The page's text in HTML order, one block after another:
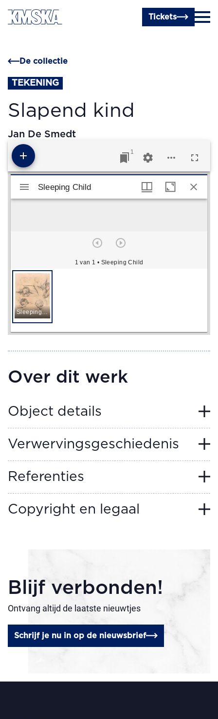
Ga naar hoofdinhoud
Tickets
De collectie
TEKENING
Slapend kind
Jan De Smedt
1
Mirador viewer
Sleeping Child
1 van 1 • Sleeping Child
Sleeping Child
Sleeping Child
Over dit werk
Object details
Verwervingsgeschiedenis
Referenties
Copyright en legaal
Blijf verbonden!
Ontvang altijd de laatste nieuwtjes
Schrijf je nu in op de nieuwsbrief